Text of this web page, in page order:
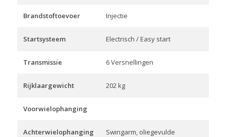
Brandstoftoevoer Injectie
Startsysteem Electrisch / Easy start
Transmissie 6 Versnellingen
Rijklaargewicht 202 kg
Voorwielophanging
Achterwielophanging
Swingarm, oliegevulde